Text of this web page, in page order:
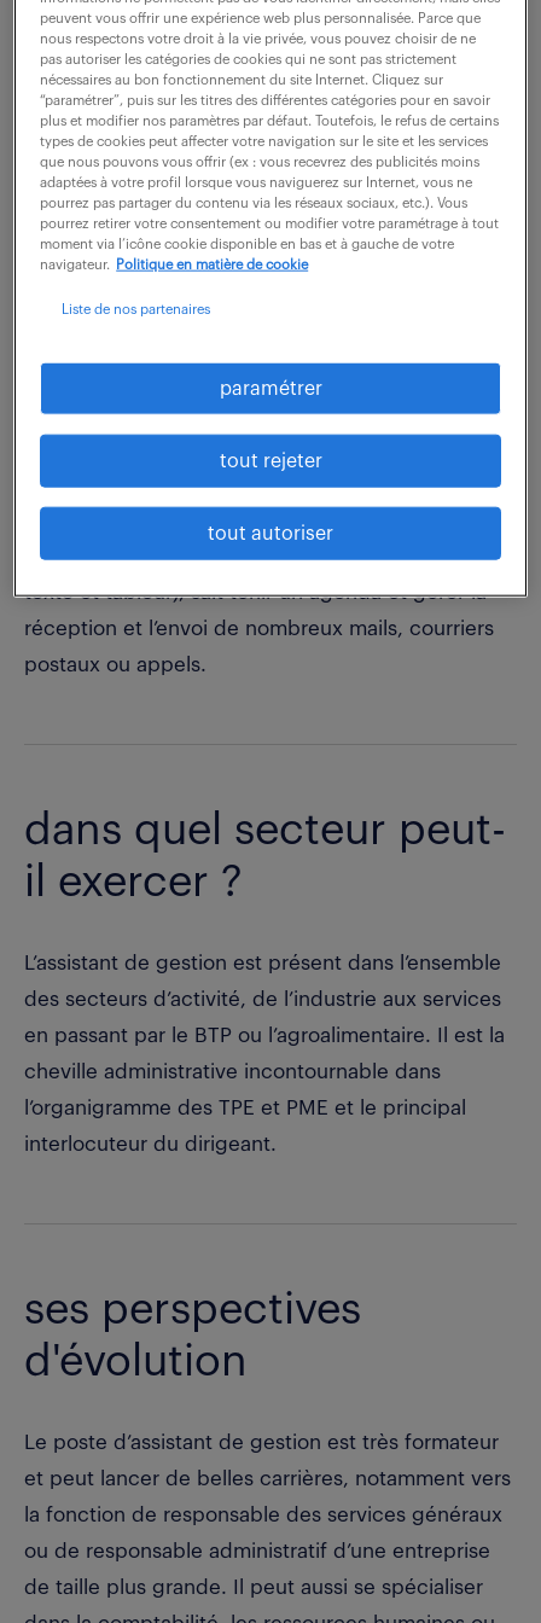
savoir-faire et savoir-
être
La très large palette de missions qui lui sont
confiées quotidiennement nécessite que l’assistant
grand sens de l’organisation. Rigoureux, doué
d’initiatives et pluridisciplinaire, il sait s’adapter à
toutes les situations, y compris les plus urgentes.
La bonne communication, écrite comme orale, est
indispensable. Il affiche par ailleurs une bonne
maîtrise des outils informatiques (traitement de
texte et tableur), sait tenir un agenda et gérer la
réception et l’envoi de nombreux mails, courriers
postaux ou appels.
dans quel secteur peut-
il exercer ?
L’assistant de gestion est présent dans l’ensemble
des secteurs d’activité, de l’industrie aux services
en passant par le BTP ou l’agroalimentaire. Il est la
cheville administrative incontournable dans
l’organigramme des TPE et PME et le principal
interlocuteur du dirigeant.
ses perspectives
d'évolution
Le poste d’assistant de gestion est très formateur
et peut lancer de belles carrières, notamment vers
la fonction de responsable des services généraux
ou de responsable administratif d’une entreprise
de taille plus grande. Il peut aussi se spécialiser
peuvent vous offrir une expérience web plus personnalisée. Parce que
nous respectons votre droit à la vie privée, vous pouvez choisir de ne
pas autoriser les catégories de cookies qui ne sont pas strictement
nécessaires au bon fonctionnement du site Internet. Cliquez sur
“paramétrer”, puis sur les titres des différentes catégories pour en savoir
plus et modifier nos paramètres par défaut. Toutefois, le refus de certains
types de cookies peut affecter votre navigation sur le site et les services
que nous pouvons vous offrir (ex : vous recevrez des publicités moins
adaptées à votre profil lorsque vous naviguerez sur Internet, vous ne
pourrez pas partager du contenu via les réseaux sociaux, etc.). Vous
pourrez retirer votre consentement ou modifier votre paramétrage à tout
moment via l’icône cookie disponible en bas et à gauche de votre
navigateur.
Politique en matière de cookie
Liste de nos partenaires
paramétrer
tout rejeter
tout autoriser